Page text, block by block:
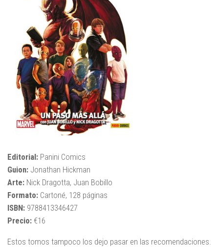
Editorial: Panini Comics
Guion: Jonathan Hickman
Arte: Nick Dragotta, Juan Bobillo
Formato: Cartoné, 128 páginas
ISBN: 9788413346427
Precio: €16
Estos tomos tampoco los dejo pasar en las recomendaciones.